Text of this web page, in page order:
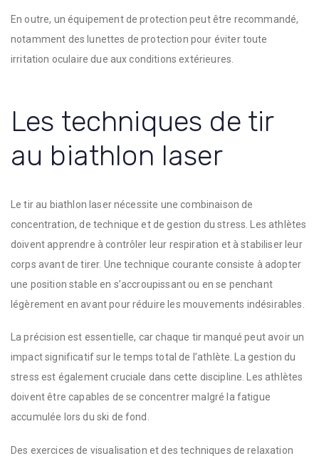
En outre, un équipement de protection peut être recommandé,
notamment des lunettes de protection pour éviter toute
irritation oculaire due aux conditions extérieures.
Les techniques de tir
au biathlon laser
Le tir au biathlon laser nécessite une combinaison de
concentration, de technique et de gestion du stress. Les athlètes
doivent apprendre à contrôler leur respiration et à stabiliser leur
corps avant de tirer. Une technique courante consiste à adopter
une position stable en s’accroupissant ou en se penchant
légèrement en avant pour réduire les mouvements indésirables.
La précision est essentielle, car chaque tir manqué peut avoir un
impact significatif sur le temps total de l’athlète. La gestion du
stress est également cruciale dans cette discipline. Les athlètes
doivent être capables de se concentrer malgré la fatigue
accumulée lors du ski de fond.
Des exercices de visualisation et des techniques de relaxation